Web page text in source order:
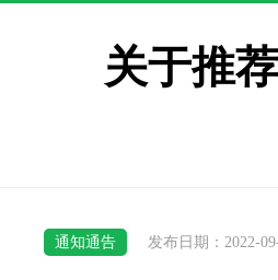
关于推
通知通告 发布日期：2022-